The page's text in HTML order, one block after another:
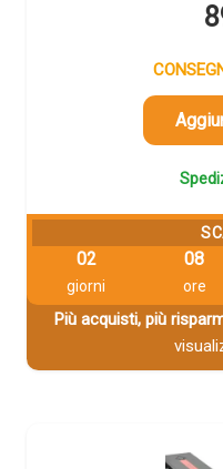
02
giorni
08
ore
Più acquisti, più